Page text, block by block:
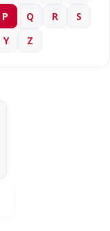
P Q R
S
Y Z